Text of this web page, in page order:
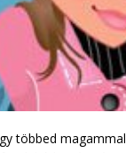
többed